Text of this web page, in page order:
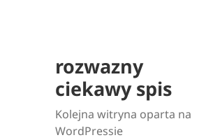
rozwazny
ciekawy spis
Kolejna witryna oparta na
WordPressie